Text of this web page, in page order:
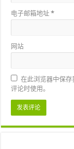
电子邮箱地址*
网站
在此浏览器中保
评论时使用。